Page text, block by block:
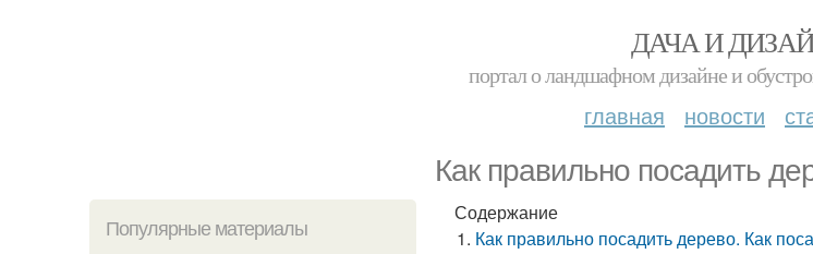
ДАЧА И
портал о ландшафном дизайне и
главная новости
Как правильно посадить
Популярные материалы
Содержание
Как правильно посадить дерево. Как